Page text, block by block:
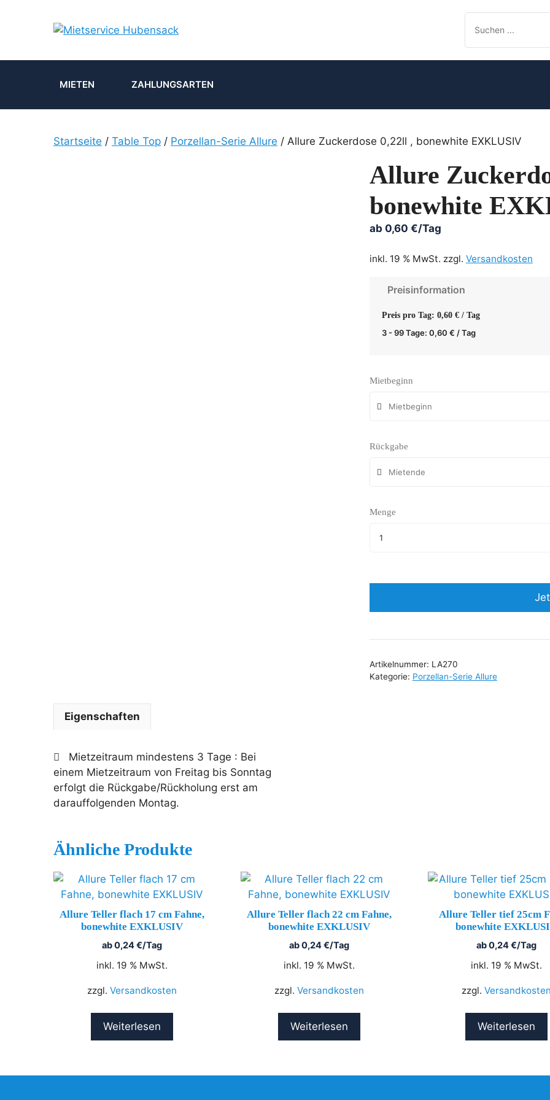
MIETEN ZAHLUNGSARTEN
Startseite / Table Top / Porzellan-Serie Allure / Allure Zuckerdose 0,22ll , bonewhite EXKLUSIV
Allure
bonewhite
ab 0,60 €/Tag
inkl. 19 % MwSt. zzgl. Versandkosten
Preisinformation
Preis pro Tag: 0,60 € / Tag
3 - 99 Tage: 0,60 € / Tag
Mietbeginn
Rückgabe
Menge
Artikelnummer: LA270
Kategorie: Porzellan-Serie Allure
Eigenschaften
Mietzeitraum mindestens 3 Tage : Bei
einem Mietzeitraum von Freitag bis Sonntag
erfolgt die Rückgabe/Rückholung erst am
darauffolgenden Montag.
Ähnliche Produkte
Allure Teller flach 17 cm Fahne,
bonewhite EXKLUSIV
ab0,24€/Tag
inkl. 19 % MwSt.
zzgl. Versandkosten
Weiterlesen
Allure Teller flach 22 cm Fahne,
bonewhite EXKLUSIV
ab0,24€/Tag
inkl. 19 % MwSt.
zzgl. Versandkosten
Weiterlesen
Allure Teller tief 25cm
bonewhite
ab0,24€/Tag
inkl. 19 % MwSt.
zzgl. Versandkosten
Weiterlesen